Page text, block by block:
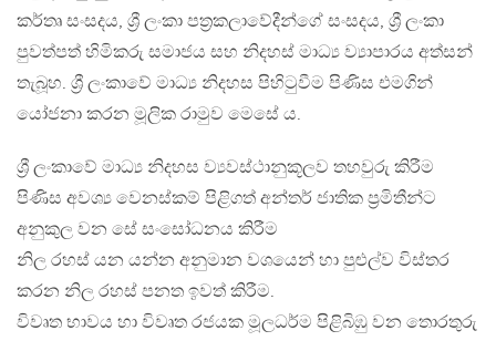
කර්තෘ සංසදය, ශ්‍රී ලංකා පත්‍රකලාවේදීන්ගේ සංසදය, ශ්‍රී ලංකා
පුවත්පත් හිමිකරු සමාජය සහ නිදහස් මාධ්‍ය ව්‍යාපාරය අත්සන්
තැබූහ. ශ්‍රී ලංකාවේ මාධ්‍ය නිදහස පිහිටුවීම පිණිස එමගින්
යෝජනා කරන මූලික රාමුව මෙසේ ය.
ශ්‍රී ලංකාවේ මාධ්‍ය නිදහස ව්‍යවස්ථානුකූලව තහවුරු කිරීම
පිණිස අවශ්‍ය වෙනස්කම් පිළිගත් අන්තර් ජාතික ප්‍රමිතීන්ට
අනුකුල වන සේ සංසෝධනය කිරීම
නිල රහස් යන යන්න අනුමාන වශයෙන් හා පුළුල්ව විස්තර
කරන නිල රහස් පනත ඉවත් කිරීම.
විවෘත භාවය හා විවෘත රජයක මූලධර්ම පිළිබිඹු වන තොරතුරු